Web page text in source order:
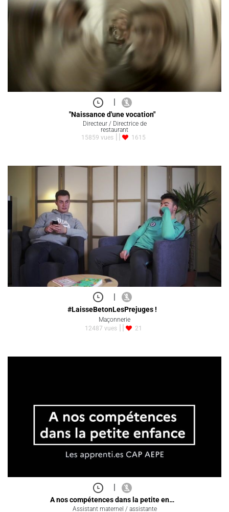
|
"Naissance d'une vocation"
Directeur / Directrice de
restaurant
15859 vues
1615
|
#LaisseBetonLesPrejuges !
Maçonnerie
12487 vues
21
|
A nos compétences dans la petite en…
Assistant maternel / assistante